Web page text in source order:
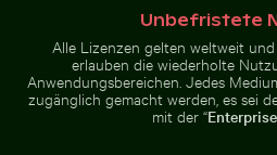
Flughund im farbenfrohen
Zeitraffer einesUnbefristete
Alle Lizenzen gelten weltweit
erlauben die wiederholte
Anwendungsbereichen. Jedes
zugänglich gemacht werden, es sei
mit der “Enterprise